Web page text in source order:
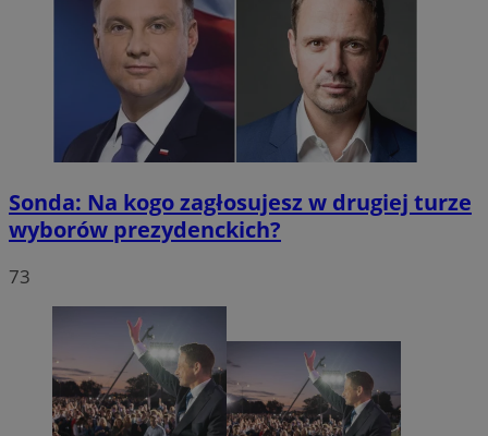
Sonda: Na kogo zagłosujesz w drugiej turze
wyborów prezydenckich?
73